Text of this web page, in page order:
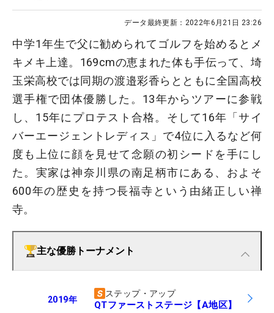
データ最終更新： 2022年6月21日 23:26
中学1年生で父に勧められてゴルフを始めるとメ
キメキ上達。169cmの恵まれた体も手伝って、埼
玉栄高校では同期の渡邉彩香らとともに全国高校
選手権で団体優勝した。13年からツアーに参戦
し、15年にプロテスト合格。そして16年「サイ
バーエージェントレディス」で4位に入るなど何
度も上位に顔を見せて念願の初シードを手にし
た。実家は神奈川県の南足柄市にある、およそ
600年の歴史を持つ長福寺という由緒正しい禅
寺。
主な優勝トーナメント
2019年
ステップ・アップ
QTファーストステージ【A地区】